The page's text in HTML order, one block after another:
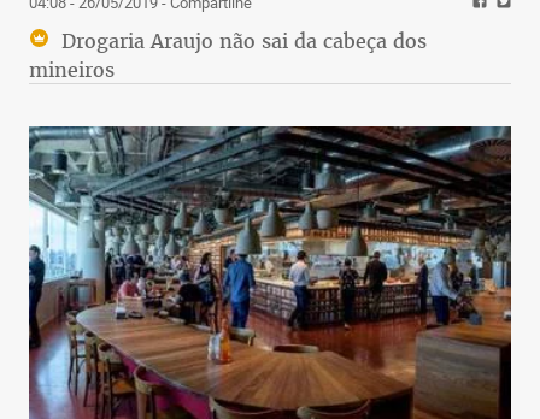
Drogaria Araujo não sai da cabeça dos
mineiros